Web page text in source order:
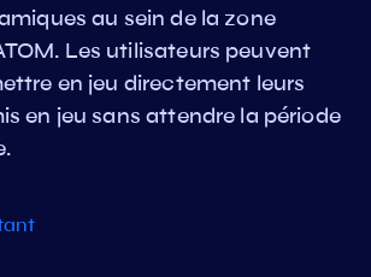
au sein de la zone
Les utilisateurs peuvent
en jeu directement leurs
en jeu sans attendre la période